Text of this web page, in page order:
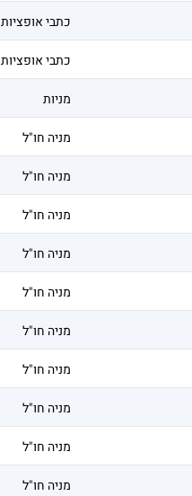
כתבי אופציות
כתבי אופציות
מניות
מניה חו"ל
מניה חו"ל
מניה חו"ל
מניה חו"ל
מניה חו"ל
מניה חו"ל
מניה חו"ל
מניה חו"ל
מניה חו"ל
מניה חו"ל